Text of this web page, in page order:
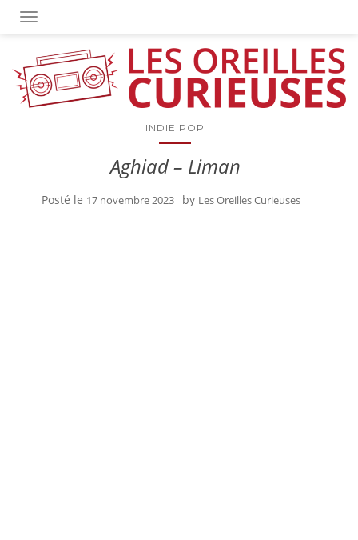
OUVRIR/FERMER LA NAVIGATION
INDIE POP
Aghiad – Liman
Posté le 17 novembre 2023 by Les Oreilles Curieuses